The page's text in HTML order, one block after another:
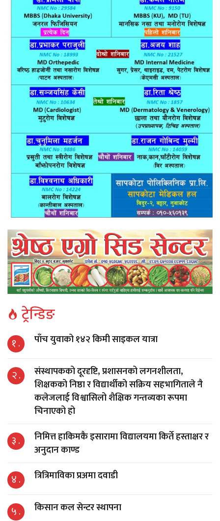
ट्रेन्डिङ
१ . पाँच युवाको १४२ किमी साइकल यात्रा
२ .
संस्थापकको दूरदृष्टि, प्रशासनको लगनशीलता,
शिक्षकको निष्ठा र विद्यार्थीको सक्रिय सहभागिताले नै
कलेजलाई विश्वासिलो शैक्षिक गन्तव्यका रूपमा
चिनाएको हो
३ .
निमित्त हाकिमकै इसारामा विद्यालयमा किर्ते हस्ताक्षर र
अनुदान काण्ड
४ . त्रित्रिमाविका प्रअमा दवाडी
५ . किसान कल सेन्टर स्थापना